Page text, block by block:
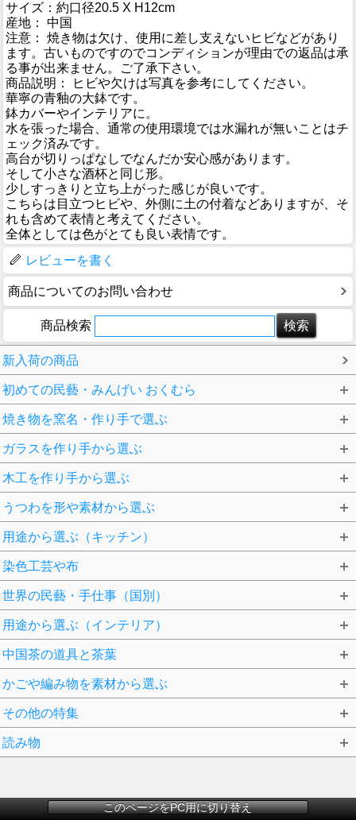
サイズ：約口径20.5 X H12cm
産地： 中国
注意： 焼き物は欠け、使用に差し支えないヒビなどがあり
ます。古いものですのでコンディションが理由での返品は承
る事が出来ません。ご了承下さい。
商品説明： ヒビや欠けは写真を参考にしてください。
華寧の青釉の大鉢です。
鉢カバーやインテリアに。
水を張った場合、通常の使用環境では水漏れが無いことはチ
ェック済みです。
高台が切りっぱなしでなんだか安心感があります。
そして小さな酒杯と同じ形。
少しすっきりと立ち上がった感じが良いです。
こちらは目立つヒビや、外側に土の付着などありますが、そ
れも含めて表情と考えてください。
全体としては色がとても良い表情です。
レビューを書く
商品についてのお問い合わせ
商品検索
新入荷の商品
初めての民藝・みんげい おくむら
焼き物を窯名・作り手で選ぶ
ガラスを作り手から選ぶ
木工を作り手から選ぶ
うつわを形や素材から選ぶ
用途から選ぶ（キッチン）
染色工芸や布
世界の民藝・手仕事（国別）
用途から選ぶ（インテリア）
中国茶の道具と茶葉
かごや編み物を素材から選ぶ
その他の特集
読み物
このページをPC用に切り替え